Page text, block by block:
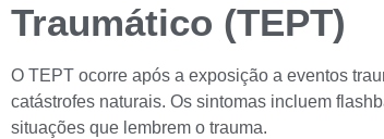
Traumático (TEPT)
O TEPT ocorre após a exposição a eventos
catástrofes naturais. Os sintomas incluem
situações que lembrem o trauma.